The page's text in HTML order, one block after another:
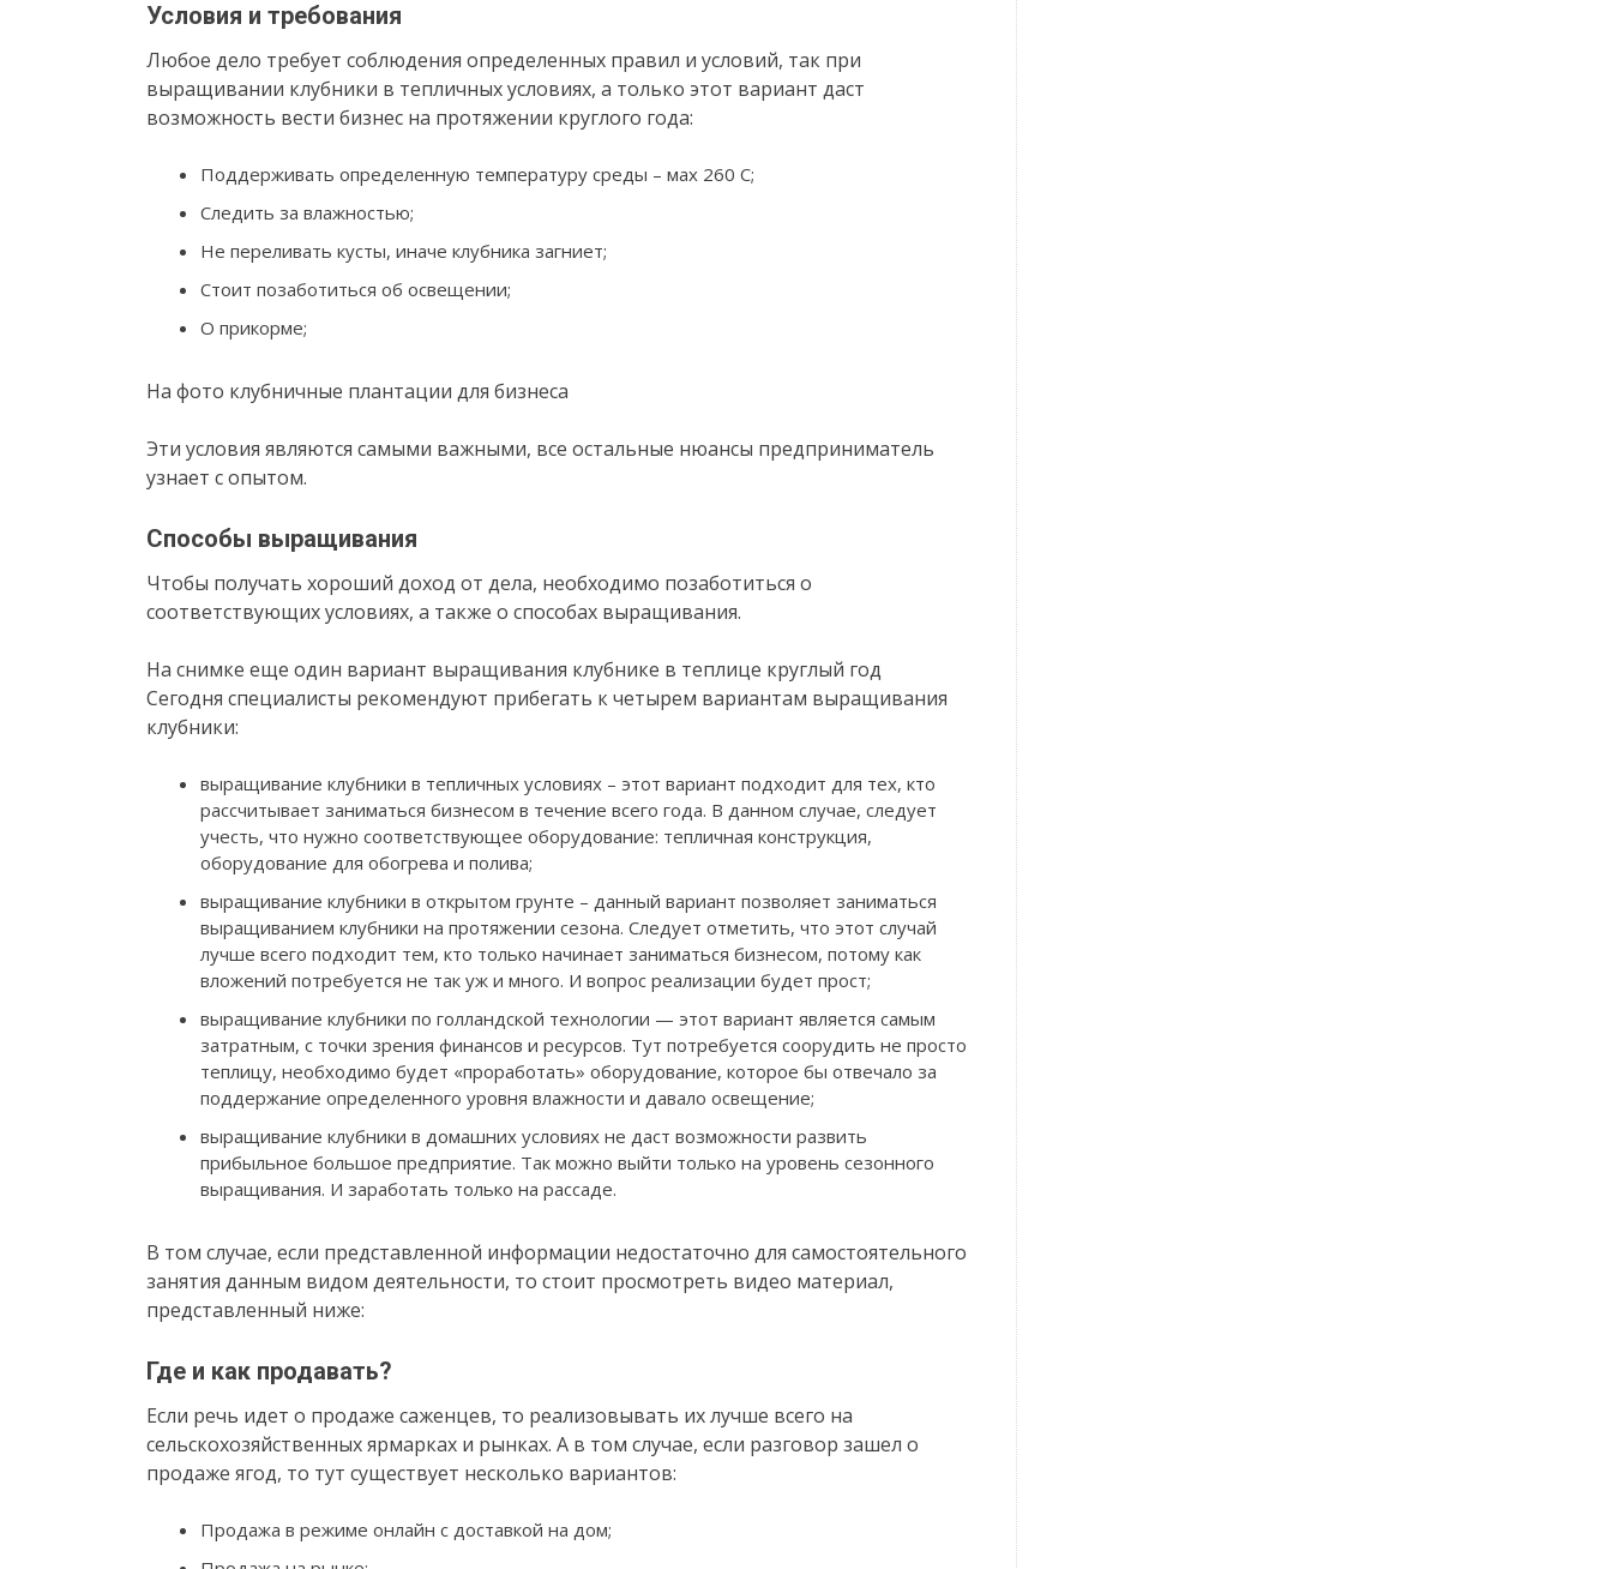
Условия и требования
Любое дело требует соблюдения определенных правил и условий, так при
выращивании клубники в тепличных условиях, а только этот вариант даст
возможность вести бизнес на протяжении круглого года:
Поддерживать определенную температуру среды – мах 260 С;
Следить за влажностью;
Не переливать кусты, иначе клубника загниет;
Стоит позаботиться об освещении;
О прикорме;
На фото клубничные плантации для бизнеса
Эти условия являются самыми важными, все остальные нюансы предприниматель
узнает с опытом.
Способы выращивания
Чтобы получать хороший доход от дела, необходимо позаботиться о
соответствующих условиях, а также о способах выращивания.
На снимке еще один вариант выращивания клубнике в теплице круглый год
Сегодня специалисты рекомендуют прибегать к четырем вариантам выращивания
клубники:
выращивание клубники в тепличных условиях – этот вариант подходит для тех, кто
рассчитывает заниматься бизнесом в течение всего года. В данном случае, следует
учесть, что нужно соответствующее оборудование: тепличная конструкция,
оборудование для обогрева и полива;
выращивание клубники в открытом грунте – данный вариант позволяет заниматься
выращиванием клубники на протяжении сезона. Следует отметить, что этот случай
лучше всего подходит тем, кто только начинает заниматься бизнесом, потому как
вложений потребуется не так уж и много. И вопрос реализации будет прост;
выращивание клубники по голландской технологии — этот вариант является самым
затратным, с точки зрения финансов и ресурсов. Тут потребуется соорудить не просто
теплицу, необходимо будет «проработать» оборудование, которое бы отвечало за
поддержание определенного уровня влажности и давало освещение;
выращивание клубники в домашних условиях не даст возможности развить
прибыльное большое предприятие. Так можно выйти только на уровень сезонного
выращивания. И заработать только на рассаде.
В том случае, если представленной информации недостаточно для самостоятельного
занятия данным видом деятельности, то стоит просмотреть видео материал,
представленный ниже:
Где и как продавать?
Если речь идет о продаже саженцев, то реализовывать их лучше всего на
сельскохозяйственных ярмарках и рынках. А в том случае, если разговор зашел о
продаже ягод, то тут существует несколько вариантов:
Продажа в режиме онлайн с доставкой на дом;